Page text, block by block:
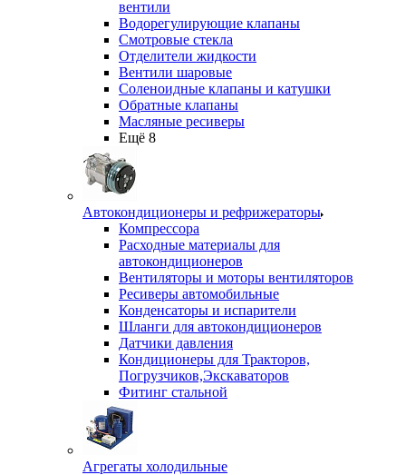
вентили
Водорегулирующие клапаны
Смотровые стекла
Отделители жидкости
Вентили шаровые
Соленоидные клапаны и катушки
Обратные клапаны
Масляные ресиверы
Ещё 8
Автокондиционеры и рефрижераторы
Компрессора
Расходные материалы для
автокондиционеров
Вентиляторы и моторы вентиляторов
Ресиверы автомобильные
Конденсаторы и испарители
Шланги для автокондиционеров
Датчики давления
Кондиционеры для Тракторов,
Погрузчиков,Экскаваторов
Фитинг стальной
Агрегаты холодильные